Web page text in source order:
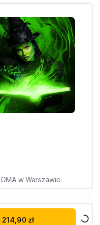
w Warszawie
214,90 zł